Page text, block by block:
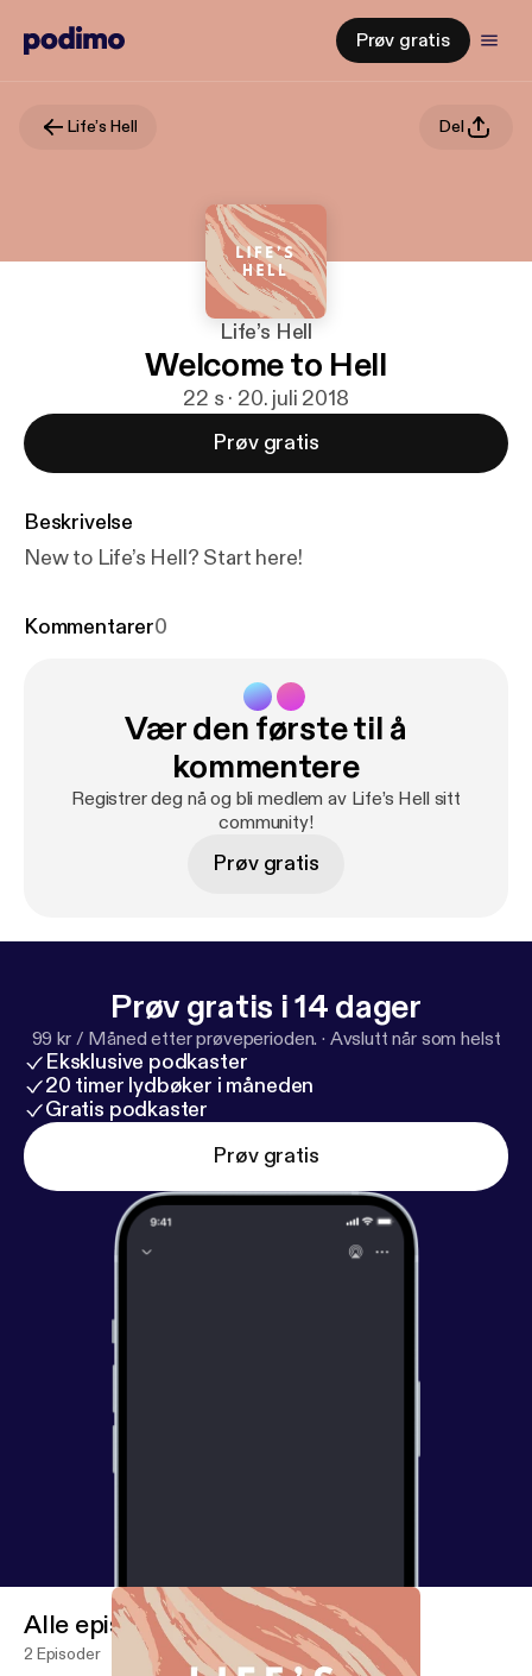
Prøv gratis
Life’s Hell Del
Life’s Hell
Welcome to Hell
22 s · 20. juli 2018
Prøv gratis
Beskrivelse
New to Life’s Hell? Start here!
Kommentarer0
Vær den første til å
kommentere
Registrer deg nå og bli medlem av Life’s Hell sitt
community!
Prøv gratis
Prøv gratis i 14 dager
99 kr / Måned etter prøveperioden. · Avslutt når som helst
Eksklusive podkaster
20 timer lydbøker i måneden
Gratis podkaster
Prøv gratis
Alle episoder
2 Episoder